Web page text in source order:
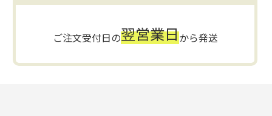
ご注文受付日の翌営業日から発送